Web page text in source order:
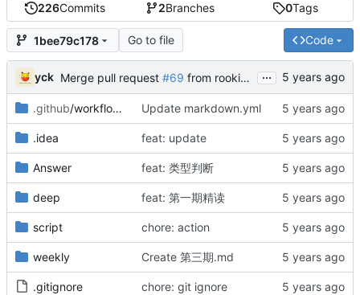
226Commits 2Branches 0Tags
1bee79c178 Go to file Code
yck Merge pull request #69 from rookielzy/main ...
.github/workflows Update markdown.yml
.idea feat: update
Answer feat: 类型判断
deep feat: 第一期精读
script chore: action
weekly Create 第三期.md
.gitignore chore: git ignore